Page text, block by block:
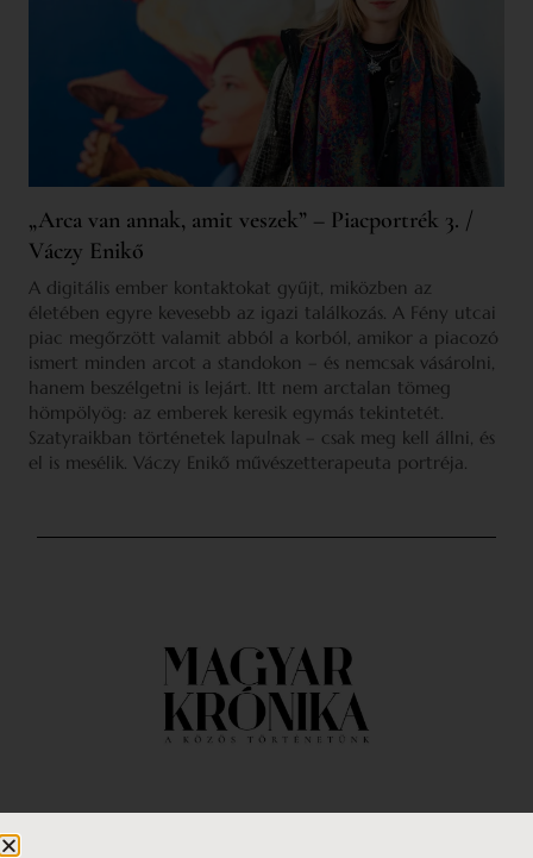
„Arca van annak, amit veszek” – Piacportrék 3. /
Váczy Enikő
A digitális ember kontaktokat gyűjt, miközben az
életében egyre kevesebb az igazi találkozás. A Fény utcai
piac megőrzött valamit abból a korból, amikor a piacozó
ismert minden arcot a standokon – és nemcsak vásárolni,
hanem beszélgetni is lejárt. Itt nem arctalan tömeg
hömpölyög: az emberek keresik egymás tekintetét.
Szatyraikban történetek lapulnak – csak meg kell állni, és
el is mesélik. Váczy Enikő művészetterapeuta portréja.